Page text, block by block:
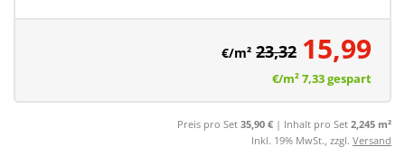
€/m² 23,32 15,99
€/m²7,33gespart
Preis pro Set 35,90 € | Inhalt pro Set 2,245 m²
Inkl. 19% MwSt., zzgl. Versand